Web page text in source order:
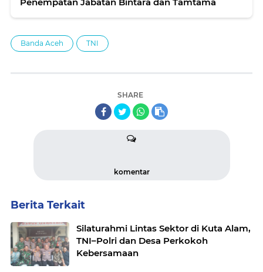
Banda Aceh TNI
SHARE
komentar
Berita Terkait
Silaturahmi Lintas Sektor di Kuta Alam,
TNI–Polri dan Desa Perkokoh
Kebersamaan